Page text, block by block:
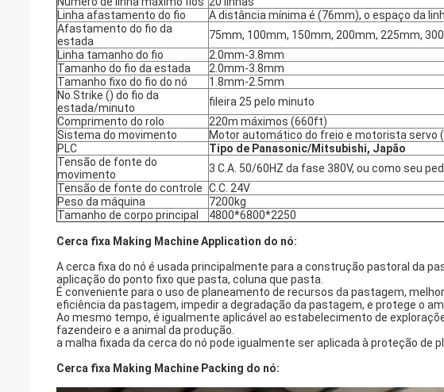
Linha afastamento do fio
A distância mínima é (76mm), o espaço da
Afastamento do fio da
estada
75mm, 100mm, 150mm, 200mm, 225mm,
Linha tamanho do fio
2.0mm-3.8mm
Tamanho do fio da estada
2.0mm-3.8mm
Tamanho fixo do fio do nó
1.8mm-2.5mm
No.Strike () do fio da
estada/minuto
fileira 25 pelo minuto
Comprimento do rolo
220m máximos (660ft)
Sistema do movimento
Motor automático do freio e motorista servo
PLC
Tipo de Panasonic/Mitsubishi, Japão
Tensão de fonte do
movimento
3 C.A. 50/60HZ da fase 380V, ou como seu
Tensão de fonte do controle C.C. 24V
Peso da máquina
7200kg
Tamanho de corpo principal
4800*6800*2250
Cerca fixa Making Machine Application do nó:
A cerca fixa do nó é usada principalmente para a construção pastoral da
aplicação do ponto fixo que pasta, coluna que pasta.
É conveniente para o uso de planeamento de recursos da pastagem,
eficiência da pastagem, impedir a degradação da pastagem, e protege o
Ao mesmo tempo, é igualmente aplicável ao estabelecimento de
fazendeiro e a animal da produção.
a malha fixada da cerca do nó pode igualmente ser aplicada à proteção de
Cerca fixa Making Machine Packing do nó: